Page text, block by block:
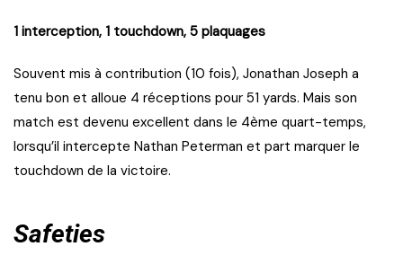
1 interception, 1 touchdown, 5 plaquages
Souvent mis à contribution (10 fois), Jonathan Joseph a
tenu bon et alloue 4 réceptions pour 51 yards. Mais son
match est devenu excellent dans le 4ème quart-temps,
lorsqu’il intercepte Nathan Peterman et part marquer le
touchdown de la victoire.
Safeties